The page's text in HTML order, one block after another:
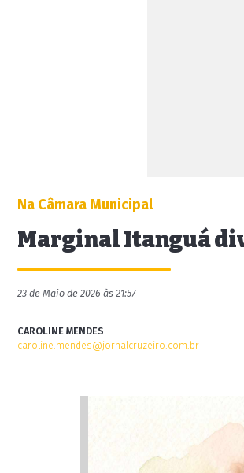
Na Câmara Municipal
Marginal Itanguá
23 de Maio de 2026 às 21:57
CAROLINE MENDES
caroline.mendes@jornalcruzeiro.com.br